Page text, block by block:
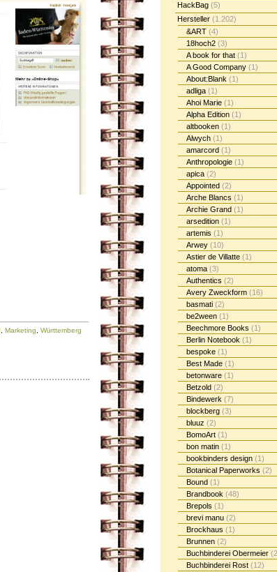
, Marketing, Württemberg
HackBag (5)
Hersteller (1.202)
&ART (4)
18hoch2 (3)
A book for that (1)
A Good Company (1)
About:Blank (1)
adliga (1)
Ahoi Marie (1)
Alpha Edition (1)
altbooken (1)
Alwych (1)
amarcord (1)
Anthropologie (1)
apica (2)
Appointed (2)
Arche Blancs (1)
Archie Grand (1)
arsedition (1)
artemis (1)
Arwey (10)
Astier de Villatte (1)
atoma (3)
Authentics (2)
Avery Zweckform (16)
basmati (2)
be2ween (1)
Beechmore Books (1)
Berlin Notebook (1)
bespoke (1)
Best Made (1)
betonware (1)
Betzold (2)
Bindewerk (7)
blockberg (3)
bluuz (2)
BomoArt (1)
bon matin (1)
bookbinders design (1)
Botanical Paperworks (2)
Bound (1)
Brandbook (48)
Brepols (1)
brevi manu (2)
Brockhaus (1)
Brunnen (2)
Buchbinderei Obermeier
Buchbinderei Rost (12)